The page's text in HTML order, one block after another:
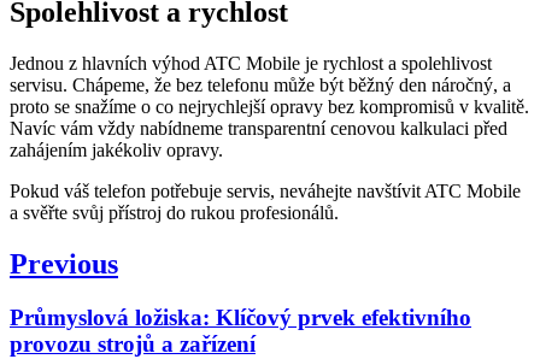
Spolehlivost a rychlost
Jednou z hlavních výhod ATC Mobile je rychlost a spolehlivost
servisu. Chápeme, že bez telefonu může být běžný den náročný, a
proto se snažíme o co nejrychlejší opravy bez kompromisů v kvalitě.
Navíc vám vždy nabídneme transparentní cenovou kalkulaci před
zahájením jakékoliv opravy.
Pokud váš telefon potřebuje servis, neváhejte navštívit ATC Mobile
a svěřte svůj přístroj do rukou profesionálů.
Navigace
příspěvek
Previous
Previous
Průmyslová ložiska: Klíčový prvek efektivního
provozu strojů a zařízení